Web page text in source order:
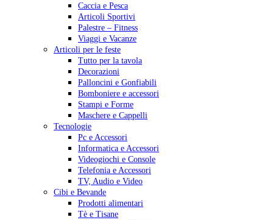
Caccia e Pesca
Articoli Sportivi
Palestre – Fitness
Viaggi e Vacanze
Articoli per le feste
Tutto per la tavola
Decorazioni
Palloncini e Gonfiabili
Bomboniere e accessori
Stampi e Forme
Maschere e Cappelli
Tecnologie
Pc e Accessori
Informatica e Accessori
Videogiochi e Console
Telefonia e Accessori
TV, Audio e Video
Cibi e Bevande
Prodotti alimentari
Tè e Tisane